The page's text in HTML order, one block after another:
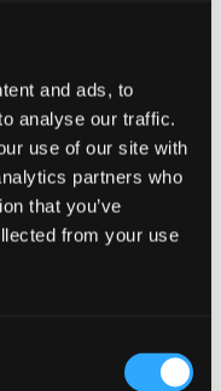
and ads, to
analyse our traffic.
use of our site with
partners who
that you’ve
from your use
i £ 66m erbyn
lyfrau
Bedwyr ym maes